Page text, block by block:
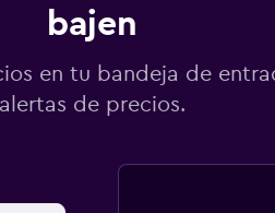
bajen
en tu bandeja de
alertas de precios.